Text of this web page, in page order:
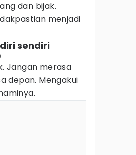
dan bijak.
menjadi
sendiri
Jangan merasa
depan. Mengakui